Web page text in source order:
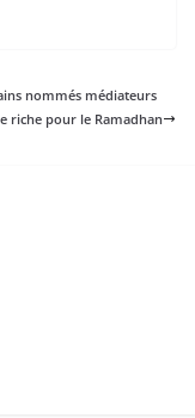
nommés médiateurs
riche pour le Ramadhan